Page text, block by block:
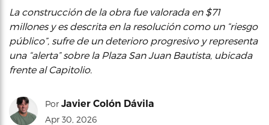
La construcción de la obra fue valorada en $71
millones y es descrita en la resolución como un “riesgo
público”, sufre de un deterioro progresivo y representa
una “alerta” sobre la Plaza San Juan Bautista, ubicada
frente al Capitolio.
Por Javier Colón Dávila
Apr 30, 2026